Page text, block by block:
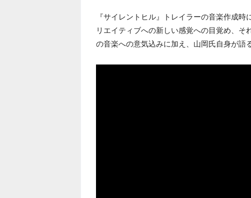
『サイレントヒル』トレイラーの音楽作成
リエイティブへの新しい感覚への目覚め、そ
の音楽への意気込みに加え、山岡氏自身が語